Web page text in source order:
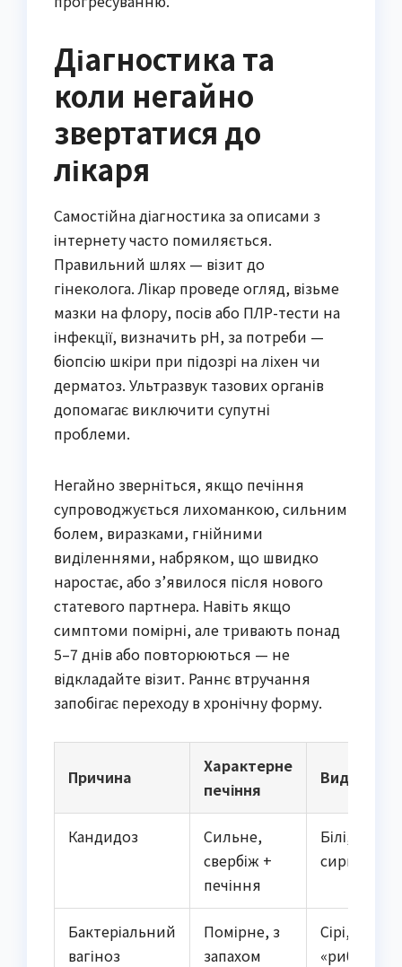
Діагностика та
коли негайно
звертатися до
лікаря
Самостійна діагностика за описами з
інтернету часто помиляється.
Правильний шлях — візит до
гінеколога. Лікар проведе огляд, візьме
мазки на флору, посів або ПЛР-тести на
інфекції, визначить pH, за потреби —
біопсію шкіри при підозрі на ліхен чи
дерматоз. Ультразвук тазових органів
допомагає виключити супутні
проблеми.
Негайно зверніться, якщо печіння
супроводжується лихоманкою, сильним
болем, виразками, гнійними
виділеннями, набряком, що швидко
наростає, або з’явилося після нового
статевого партнера. Навіть якщо
симптоми помірні, але тривають понад
5–7 днів або повторюються — не
відкладайте візит. Раннє втручання
запобігає переходу в хронічну форму.
Причина
Характерне
печіння
Виділення
Кандидоз
Сильне,
свербіж +
печіння
Білі,
сирнисті
Бактеріальний
вагіноз
Помірне, з
запахом
Сірі, рідкі,
«рибні»